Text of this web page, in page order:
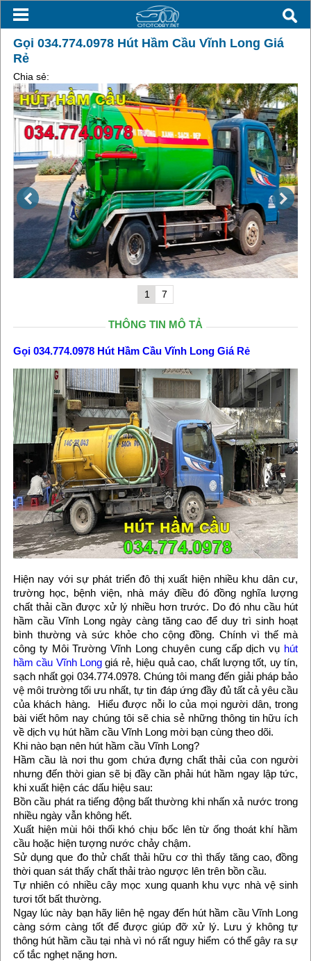
Gọi 034.774.0978 Hút Hầm Cầu Vĩnh Long Giá
Rẻ
Chia sẻ:
1 7
THÔNG TIN MÔ TẢ
Gọi 034.774.0978 Hút Hầm Cầu Vĩnh LongGiá Rẻ
Hiện nay với sự phát triển đô thị xuất hiện nhiều khu dân cư,
trường học, bệnh viện, nhà máy điều đó đồng nghĩa lượng
chất thải cần được xử lý nhiều hơn trước. Do đó nhu cầu hút
hầm cầu Vĩnh Long ngày càng tăng cao để duy trì sinh hoạt
bình thường và sức khỏe cho cộng đồng. Chính vì thế mà
công ty Môi Trường Vĩnh Long chuyên cung cấp dịch vụ hút
hầm cầu Vĩnh Long giá rẻ, hiệu quả cao, chất lượng tốt, uy tín,
sạch nhất gọi 034.774.0978. Chúng tôi mang đến giải pháp bảo
vệ môi trường tối ưu nhất, tự tin đáp ứng đầy đủ tất cả yêu cầu
của khách hàng. Hiểu được nỗi lo của mọi người dân, trong
bài viết hôm nay chúng tôi sẽ chia sẻ những thông tin hữu ích
về dịch vụ hút hầm cầu Vĩnh Long mời bạn cùng theo dõi.
Khi nào bạn nên hút hầm cầu Vĩnh Long?
Hầm cầu là nơi thu gom chứa đựng chất thải của con người
nhưng đến thời gian sẽ bị đầy cần phải hút hầm ngay lập tức,
khi xuất hiện các dấu hiệu sau:
Bồn cầu phát ra tiếng động bất thường khi nhấn xả nước trong
nhiều ngày vẫn không hết.
Xuất hiện mùi hôi thối khó chịu bốc lên từ ống thoát khí hầm
cầu hoặc hiện tượng nước chảy chậm.
Sử dụng que đo thử chất thải hữu cơ thì thấy tăng cao, đồng
thời quan sát thấy chất thải trào ngược lên trên bồn cầu.
Tự nhiên có nhiều cây mọc xung quanh khu vực nhà vệ sinh
tươi tốt bất thường.
Ngay lúc này bạn hãy liên hệ ngay đến hút hầm cầu Vĩnh Long
càng sớm càng tốt để được giúp đỡ xử lý. Lưu ý không tự
thông hút hầm cầu tại nhà vì nó rất nguy hiểm có thể gây ra sự
cố tắc nghẹt nặng hơn.